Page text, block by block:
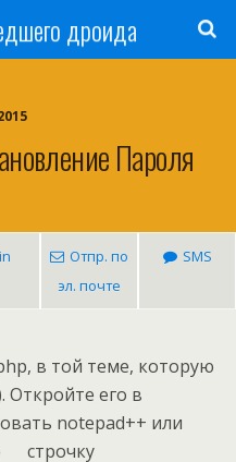
дроида
Пароля
Отпр. по
эл. почте
SMS
в той теме, которую
Откройте его в
notepad++ или
строчку